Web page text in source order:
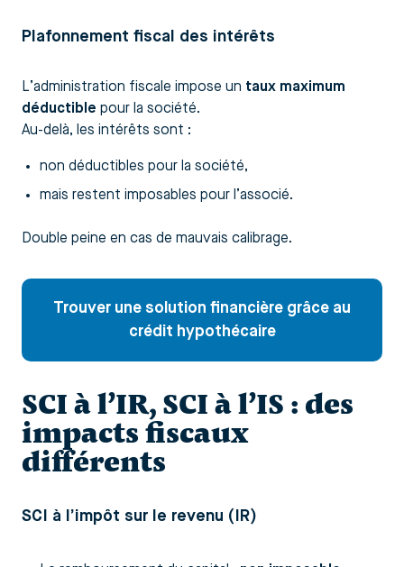
Plafonnement fiscal des intérêts
L’administration fiscale impose un taux maximum
déductible pour la société.
Au-delà, les intérêts sont :
non déductibles pour la société,
mais restent imposables pour l’associé.
Double peine en cas de mauvais calibrage.
Trouver une solution financière grâce au
crédit hypothécaire
SCI à l’IR, SCI à l’IS : des
impacts fiscaux
différents
SCI à l’impôt sur le revenu (IR)